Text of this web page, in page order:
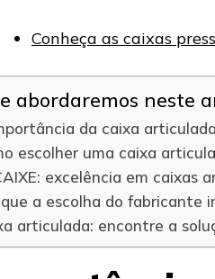
Conheça as caixas
abordaremos neste
da caixa
escolher uma caixa
excelência em caixas
a escolha do fabricante
articulada: encontre a